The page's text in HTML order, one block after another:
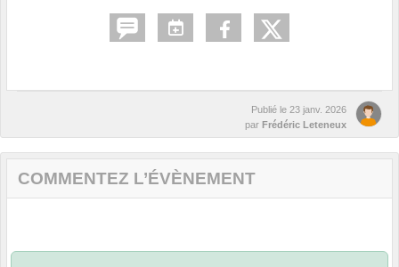
Publié le 23 janv. 2026
par Frédéric Leteneux
COMMENTEZ L’ÉVÈNEMENT